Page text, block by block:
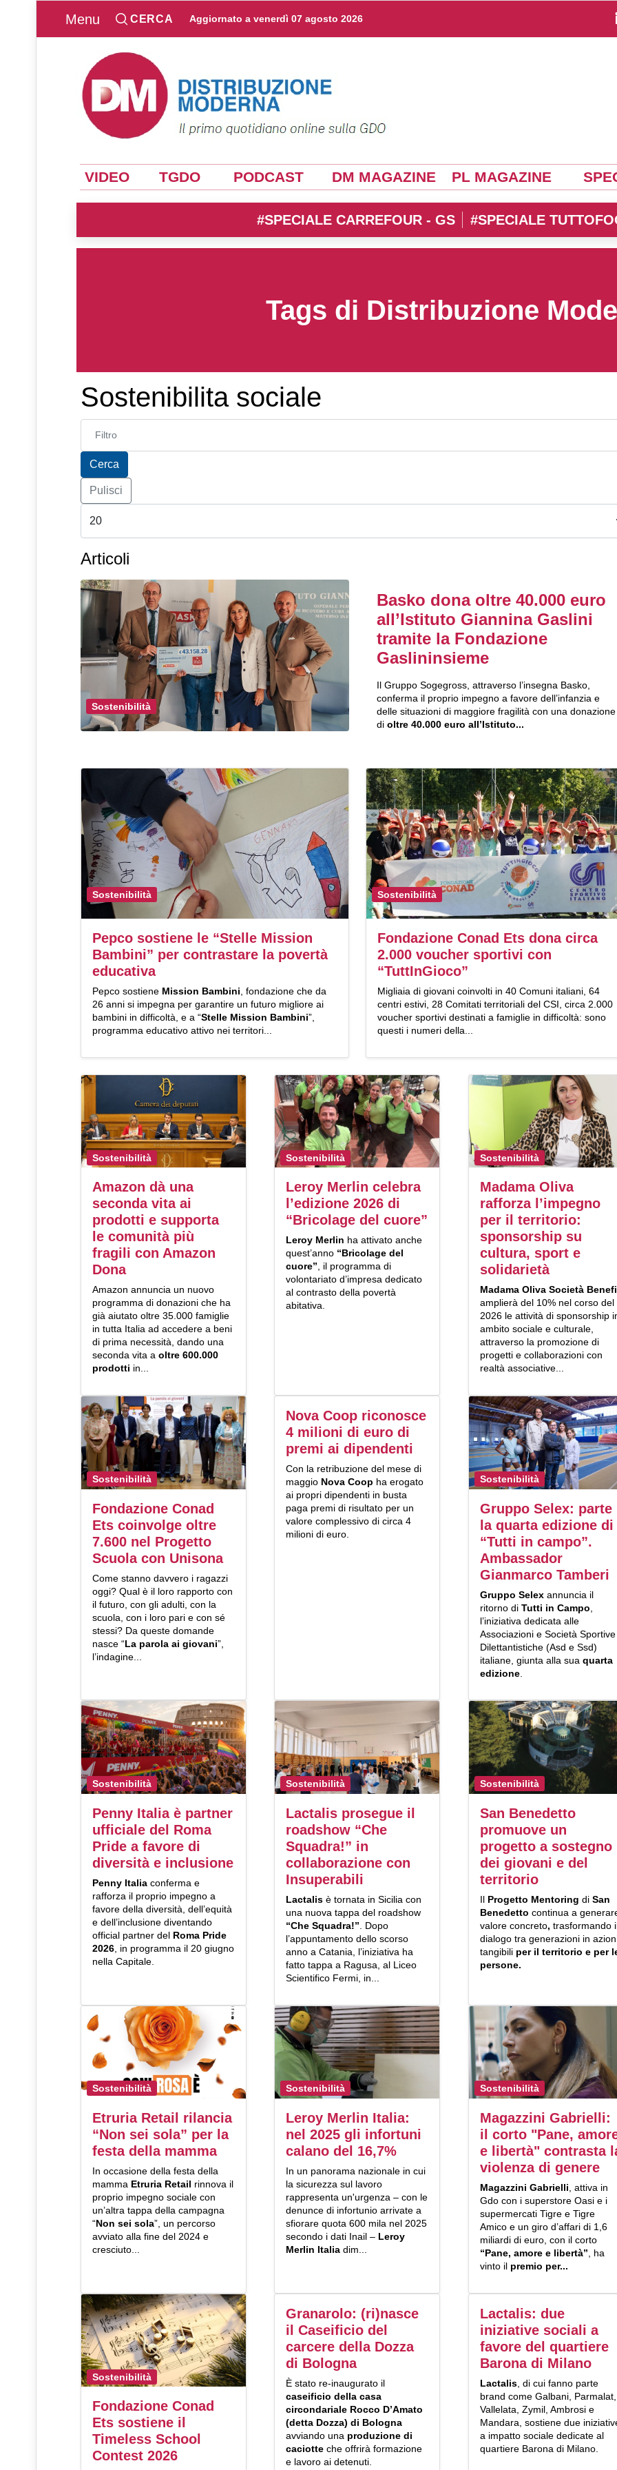
Menu CERCA Aggiornato a venerdì 07 agosto 2026
VIDEO TGDO PODCAST DM MAGAZINE PL MAGAZINE
#SPECIALE CARREFOUR - GS #SPECIALE
Tags di Distribuzione
Sostenibilita sociale
Inserisci parte del titolo
Cerca
Pulisci
Articoli
Sostenibilità
Basko dona oltre 40.000 euro
all’Istituto Giannina Gaslini
tramite la Fondazione
Gaslininsieme
Il Gruppo Sogegross, attraverso l’insegna Basko,
conferma il proprio impegno a favore dell’infanzia e
delle situazioni di maggiore fragilità con una donazione
di oltre 40.000 euro all’Istituto...
Sostenibilità
Pepco sostiene le “Stelle Mission
Bambini” per contrastare la povertà
educativa
Pepco sostiene Mission Bambini, fondazione che da
26 anni si impegna per garantire un futuro migliore ai
bambini in difficoltà, e a “Stelle Mission Bambini”,
programma educativo attivo nei territori...
Sostenibilità
Fondazione Conad Ets dona circa
2.000 voucher sportivi con
“TuttInGioco”
Migliaia di giovani coinvolti in 40 Comuni italiani, 64
centri estivi, 28 Comitati territoriali del CSI, circa 2.000
voucher sportivi destinati a famiglie in difficoltà: sono
questi i numeri della...
Sostenibilità
Amazon dà una
seconda vita ai
prodotti e supporta
le comunità più
fragili con Amazon
Dona
Amazon annuncia un nuovo
programma di donazioni che ha
già aiutato oltre 35.000 famiglie
in tutta Italia ad accedere a beni
di prima necessità, dando una
seconda vita a oltre 600.000
prodotti in...
Sostenibilità
Leroy Merlin celebra
l’edizione 2026 di
“Bricolage del cuore”
Leroy Merlin ha attivato anche
quest’anno “Bricolage del
cuore”, il programma di
volontariato d’impresa dedicato
al contrasto della povertà
abitativa.
Sostenibilità
Madama Oliva
rafforza l’impegno
per il territorio:
sponsorship su
cultura, sport e
solidarietà
MadamaOliva Società
amplierà del 10% nel corso del
2026 le attività di sponsorship
ambito sociale e culturale,
attraverso la promozione di
progetti e collaborazioni con
realtà associative...
Sostenibilità
Fondazione Conad
Ets coinvolge oltre
7.600 nel Progetto
Scuola con Unisona
Come stanno davvero i ragazzi
oggi? Qual è il loro rapporto con
il futuro, con gli adulti, con la
scuola, con i loro pari e con sé
stessi? Da queste domande
nasce “La parola ai giovani”,
l’indagine...
Nova Coop riconosce
4 milioni di euro di
premi ai dipendenti
Con la retribuzione del mese di
maggio Nova Coop ha erogato
ai propri dipendenti in busta
paga premi di risultato per un
valore complessivo di circa 4
milioni di euro.
Sostenibilità
Gruppo Selex: parte
la quarta edizione di
“Tutti in campo”.
Ambassador
Gianmarco Tamberi
Gruppo Selexannuncia il
ritorno di Tutti in Campo
l’iniziativa dedicata alle
Associazioni e Società Sportive
Dilettantistiche (Asd e Ssd)
italiane, giunta alla sua quarta
edizione.
Sostenibilità
Penny Italia è partner
ufficiale del Roma
Pride a favore di
diversità e inclusione
Penny Italia conferma e
rafforza il proprio impegno a
favore della diversità, dell’equità
e dell’inclusione diventando
official partner del Roma Pride
2026 , in programma il 20 giugno
nella Capitale.
Sostenibilità
Lactalis prosegue il
roadshow “Che
Squadra!” in
collaborazione con
Insuperabili
Lactalis è tornata in Sicilia con
una nuova tappa del roadshow
“Che Squadra!” . Dopo
l’appuntamento dello scorso
anno a Catania, l’iniziativa ha
fatto tappa a Ragusa, al Liceo
Scientifico Fermi, in...
Sostenibilità
San Benedetto
promuove un
progetto a sostegno
dei giovani e del
territorio
IlProgetto Mentoring diSan
Benedetto continua a
valore concreto, trasformando
dialogo tra generazioni in
tangibili per il territorio e per
persone.
Sostenibilità
Etruria Retail rilancia
“Non sei sola” per la
festa della mamma
In occasione della festa della
mamma Etruria Retail rinnova il
proprio impegno sociale con
un’altra tappa della campagna
“Non sei sola”, un percorso
avviato alla fine del 2024 e
cresciuto...
Sostenibilità
Leroy Merlin Italia:
nel 2025 gli infortuni
calano del 16,7%
In un panorama nazionale in cui
la sicurezza sul lavoro
rappresenta un'urgenza – con le
denunce di infortunio arrivate a
sfiorare quota 600 mila nel 2025
secondo i dati Inail – Leroy
Merlin Italia dim...
Sostenibilità
Magazzini Gabrielli:
il corto "Pane,
e libertà" contrasta
violenza di genere
Magazzini Gabrielli , attiva in
Gdo con i superstore Oasi e i
supermercati Tigre e Tigre
Amico e un giro d’affari di 1,6
miliardi di euro, con il corto
“Pane, amore e libertà” , ha
vinto il premio per...
Sostenibilità
Fondazione Conad
Ets sostiene il
Timeless School
Contest 2026
Granarolo: (ri)nasce
il Caseificio del
carcere della Dozza
di Bologna
È stato re-inaugurato il
caseificio della casa
circondariale Rocco D’Amato
(detta Dozza) di Bologna
avviando una produzione di
caciotteche offrirà formazione
e lavoro ai detenuti.
Lactalis: due
iniziative sociali a
favore del quartiere
Barona di Milano
Lactalis, di cui fanno parte
brand come Galbani, Parmalat,
Vallelata, Zymil, Ambrosi e
Mandara, sostiene due
a impatto sociale dedicate al
quartiere Barona di Milano.